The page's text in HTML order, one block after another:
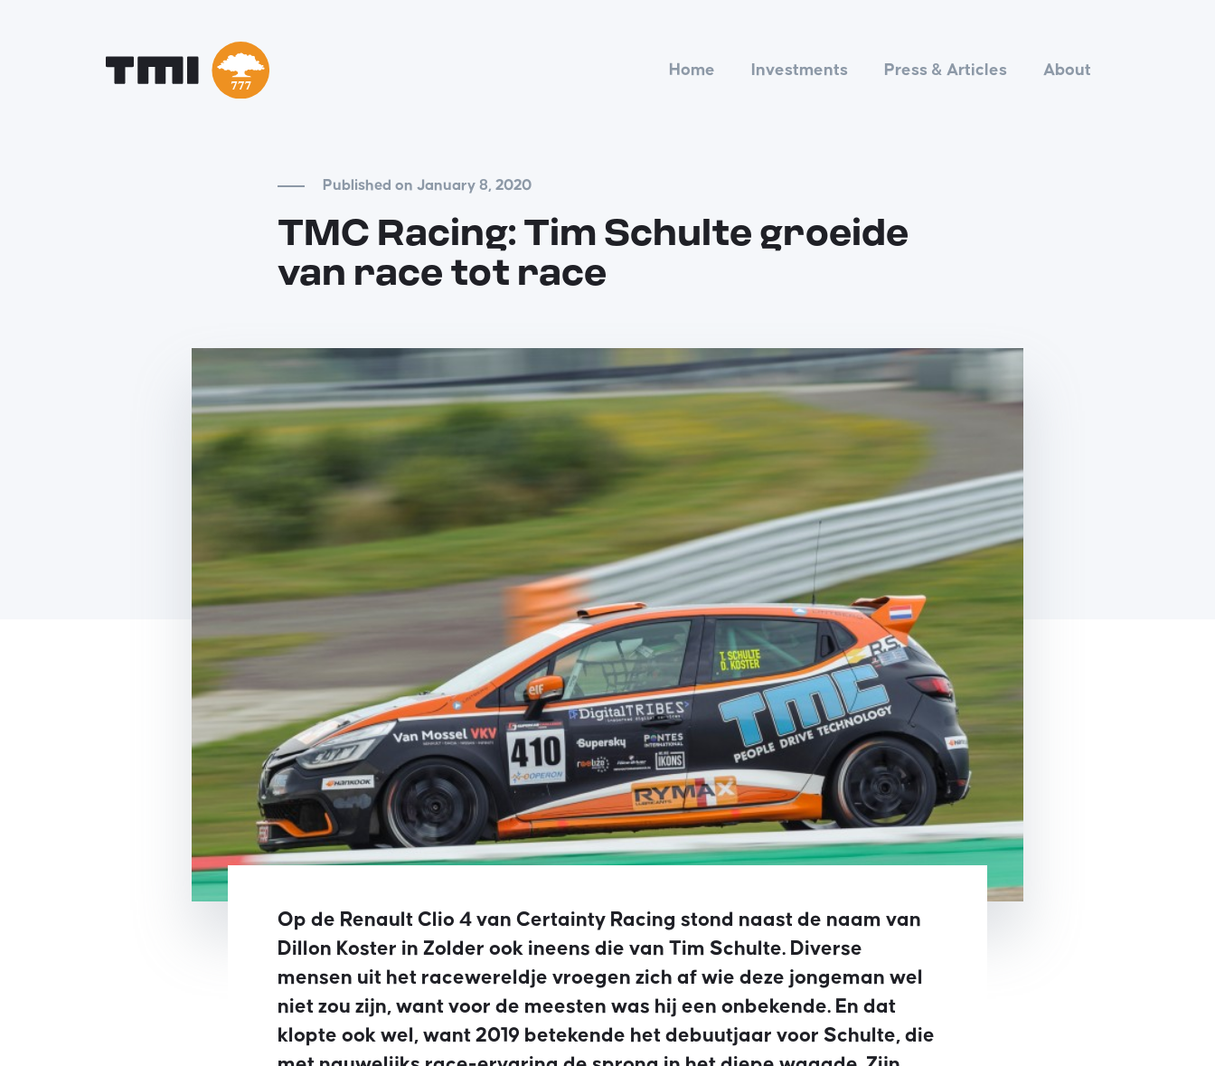
Home Investments Press & Articles About
Published on January 8, 2020
TMC Racing: Tim Schulte groeide
van race tot race
Op de Renault Clio 4 van Certainty Racing stond naast de naam van
Dillon Koster in Zolder ook ineens die van Tim Schulte. Diverse
mensen uit het racewereldje vroegen zich af wie deze jongeman wel
niet zou zijn, want voor de meesten was hij een onbekende. En dat
klopte ook wel, want 2019 betekende het debuutjaar voor Schulte, die